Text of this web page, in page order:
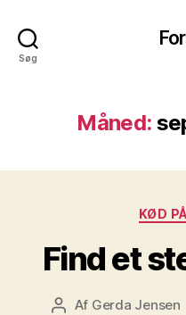
Søg
Måned:
KØD
Find et
Indlægsforfatter
Af Gerda Jensen